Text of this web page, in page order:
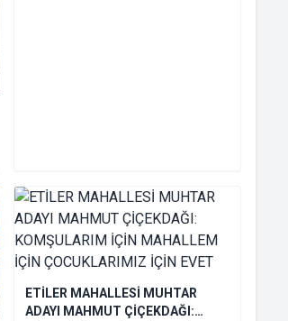
ETİLER MAHALLESİ MUHTAR
ADAYI MAHMUT ÇİÇEKDAĞI: